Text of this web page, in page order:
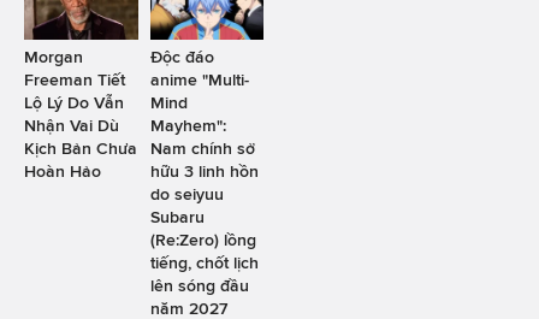
Morgan
Freeman Tiết
Lộ Lý Do Vẫn
Nhận Vai Dù
Kịch Bản Chưa
Hoàn Hảo
Độc đáo
anime "Multi-
Mind
Mayhem":
Nam chính sở
hữu 3 linh hồn
do seiyuu
Subaru
(Re:Zero) lồng
tiếng, chốt lịch
lên sóng đầu
năm 2027